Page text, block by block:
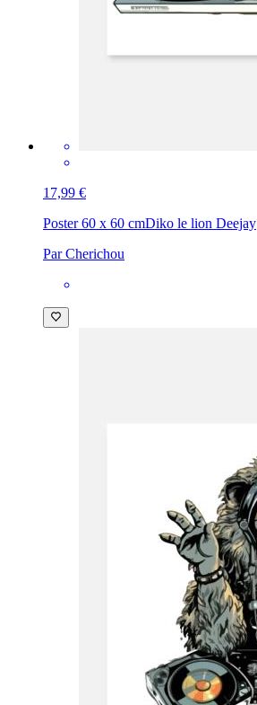
17,99 €
Poster 60 x 60 cmDiko le lion Deejay
Par Cherichou